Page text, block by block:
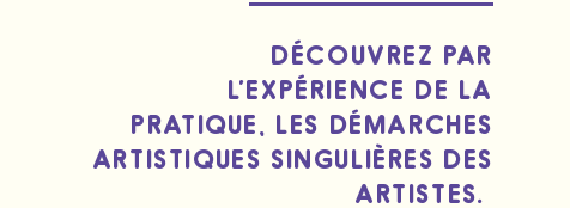
DÉCOUVREZ PAR
L’EXPÉRIENCE DE LA
PRATIQUE, LES DÉMARCHES
ARTISTIQUES SINGULIÈRES DES
ARTISTES.